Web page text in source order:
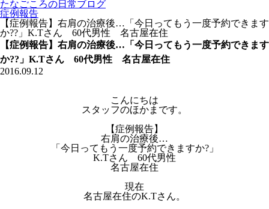
たなごころの日常ブログ
症例報告
【症例報告】右肩の治療後…「今日ってもう一度予約できます
か??」K.Tさん 60代男性 名古屋在住
【症例報告】右肩の治療後…「今日ってもう一度予約できます
か??」K.Tさん 60代男性 名古屋在住
2016.09.12
こんにちは
スタッフのほかまです。
【症例報告】
右肩の治療後…
「今日ってもう一度予約できますか?」
K.Tさん 60代男性
名古屋在住
現在
名古屋在住のK.Tさん。